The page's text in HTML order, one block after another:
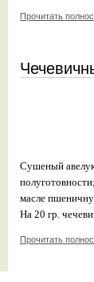
Прочитать
Сушеный
масле
На 20 гр.
Прочитать